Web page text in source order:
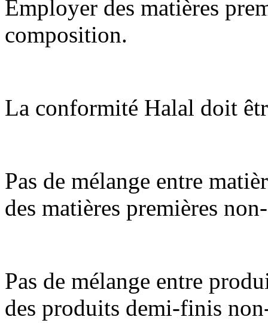
Employer des matières
composition.
La conformité Halal doit
Pas de mélange entre
des matières premières
Pas de mélange entre
des produits demi-finis